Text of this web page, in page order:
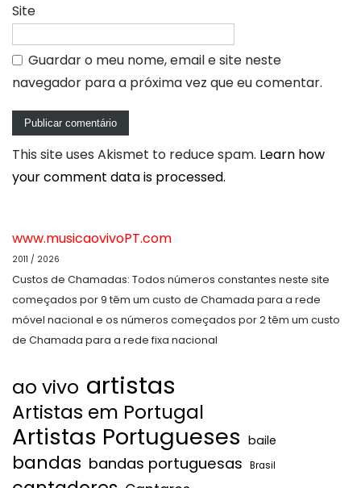
Site
Guardar o meu nome, email e site neste
navegador para a próxima vez que eu comentar.
This site uses Akismet to reduce spam. Learn how
your comment data is processed.
www.musicaovivoPT.com
2011 / 2026
Custos de Chamadas: Todos números constantes neste site
começados por 9 têm um custo de Chamada para a rede
móvel nacional e os números começados por 2 têm um custo
de Chamada para a rede fixa nacional
ao vivo artistas
Artistas em Portugal
Artistas Portugueses baile
bandas bandas portuguesas Brasil